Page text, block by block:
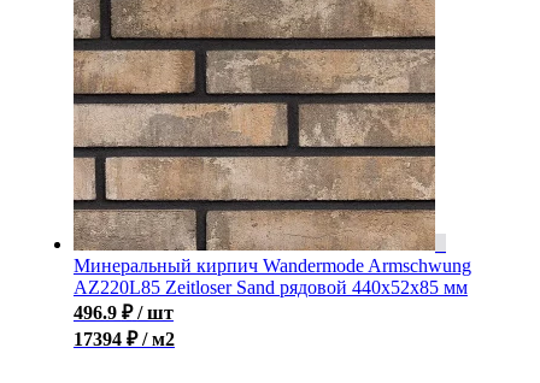
Минеральный кирпич Wandermode Armschwung
AZ220L85 Zeitloser Sand рядовой 440x52x85 мм
496.9 ₽ / шт
17394 ₽ / м2